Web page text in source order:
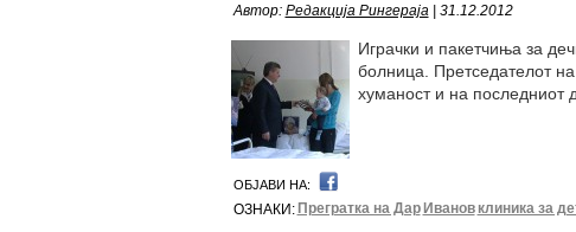
Автор: Редакција Рингераја| 31.12.2012
Играчки и пакетчиња за
болница. Претседателот
хуманост и на последниот
ОБЈАВИ НА:
ОЗНАКИ: Прегратка на Дар Иванов клиника за